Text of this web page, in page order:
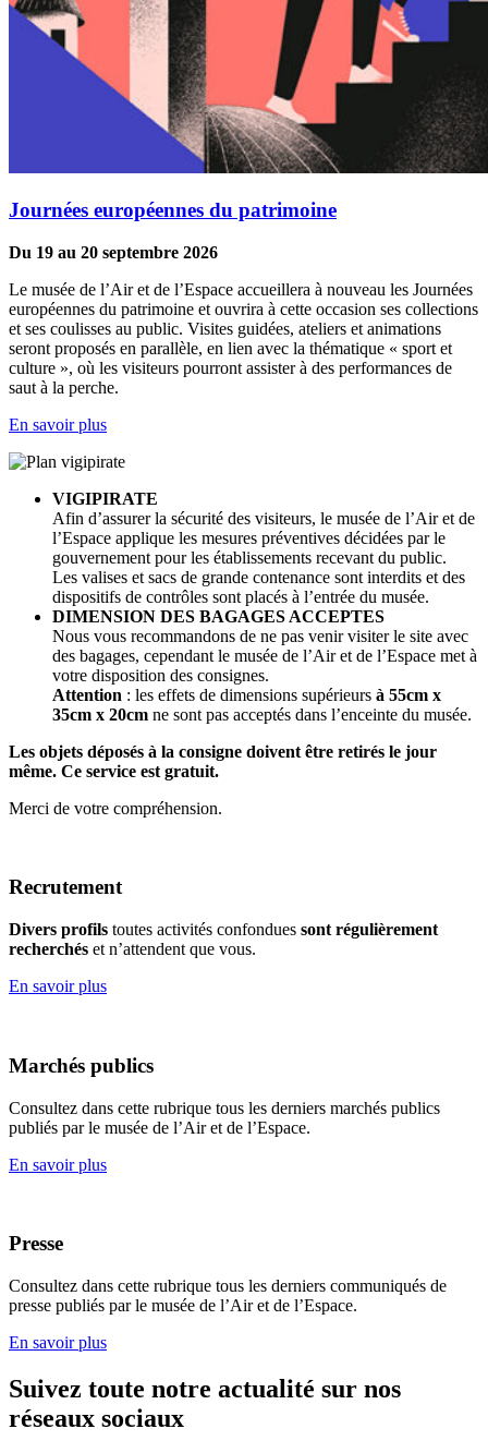
Journées européennes du patrimoine
Du 19 au 20 septembre 2026
Le musée de l’Air et de l’Espace accueillera à nouveau les Journées
européennes du patrimoine et ouvrira à cette occasion ses collections
et ses coulisses au public. Visites guidées, ateliers et animations
seront proposés en parallèle, en lien avec la thématique « sport et
culture », où les visiteurs pourront assister à des performances de
saut à la perche.
En savoir plus
VIGIPIRATE
Afin d’assurer la sécurité des visiteurs, le musée de l’Air et de
l’Espace applique les mesures préventives décidées par le
gouvernement pour les établissements recevant du public.
Les valises et sacs de grande contenance sont interdits et des
dispositifs de contrôles sont placés à l’entrée du musée.
DIMENSION DES BAGAGES ACCEPTES
Nous vous recommandons de ne pas venir visiter le site avec
des bagages, cependant le musée de l’Air et de l’Espace met à
votre disposition des consignes.
Attention : les effets de dimensions supérieurs à 55cm x
35cm x 20cm ne sont pas acceptés dans l’enceinte du musée.
Les objets déposés à la consigne doivent être retirés le jour
même. Ce service est gratuit.
Merci de votre compréhension.
Recrutement
Divers profils toutes activités confondues sont régulièrement
recherchés et n’attendent que vous.
En savoir plus
Marchés publics
Consultez dans cette rubrique tous les derniers marchés publics
publiés par le musée de l’Air et de l’Espace.
En savoir plus
Presse
Consultez dans cette rubrique tous les derniers communiqués de
presse publiés par le musée de l’Air et de l’Espace.
En savoir plus
Suivez toute notre actualité sur nos
réseaux sociaux